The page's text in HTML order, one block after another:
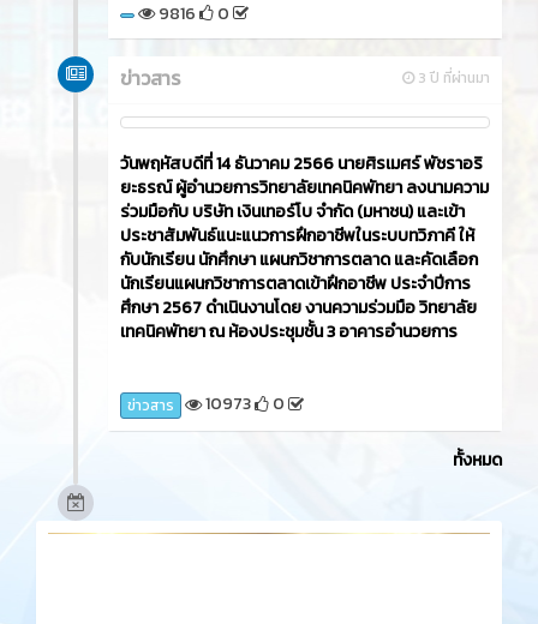
9816 0
3 ปี ที่ผ่านมา
ข่าวสาร
วันพฤหัสบดีที่ 14 ธันวาคม 2566​ นายศิรเมศร์ พัชราอริ
ยะธรณ์ ผู้อำนวยการวิทยาลัยเทคนิคพัทยา ลงนามความ
ร่วมมือกับ บริษัท เงินเทอร์โบ จำกัด (มหาชน) และเข้า
ประชาสัมพันธ์แนะแนวการฝึกอาชีพในระบบทวิภาคี ให้
กับนักเรียน นักศึกษา แผนกวิชาการตลาด และคัดเลือก
นักเรียนแผนกวิชาการตลาดเข้าฝึกอาชีพ ประจำปีการ
ศึกษา 2567 ดำเนินงานโดย งานความร่วมมือ วิทยาลัย
เทคนิคพัทยา ณ ห้องประชุมชั้น 3 อาคารอำนวยการ
ข่าวสาร 10973 0
ทั้งหมด